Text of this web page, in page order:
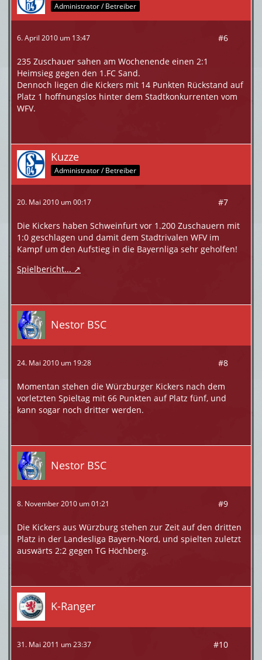
Administrator / Betreiber
6. April 2010 um 13:47 #6
235 Zuschauer sahen am Wochenende einen 2:1
Heimsieg gegen den 1.FC Sand.
Dennoch liegen die Kickers mit 14 Punkten Rückstand auf
Platz 1 hoffnungslos hinter dem Stadtkonkurrenten vom
WFV.
Kuzze
Administrator / Betreiber
20. Mai 2010 um 00:17 #7
Die Kickers haben Schweinfurt vor 1.200 Zuschauern mit
1:0 geschlagen und damit dem Stadtrivalen WFV im
Kampf um den Aufstieg in die Bayernliga sehr geholfen!
Spielbericht...
Nestor BSC
24. Mai 2010 um 19:28 #8
Momentan stehen die Würzburger Kickers nach dem
vorletzten Spieltag mit 66 Punkten auf Platz fünf, und
kann sogar noch dritter werden.
Nestor BSC
8. November 2010 um 01:21 #9
Die Kickers aus Würzburg stehen zur Zeit auf den dritten
Platz in der Landesliga Bayern-Nord, und spielten zuletzt
auswärts 2:2 gegen TG Höchberg.
K-Ranger
31. Mai 2011 um 23:37 #10